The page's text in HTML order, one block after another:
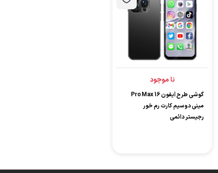
نا موجود
گوشی طرح آیفون 16 Pro Max
مینی دوسیم‌ کارت رم‌ خور
رجیستر دائمی